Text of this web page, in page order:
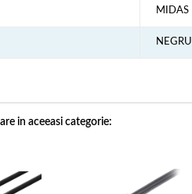
MIDAS
NEGRU
in aceeasi categorie: